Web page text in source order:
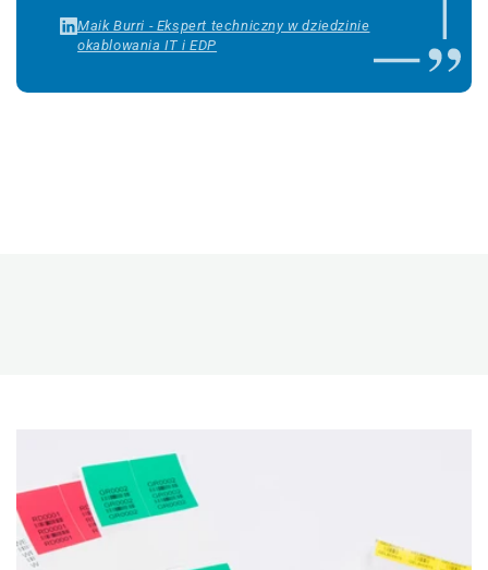
Maik Burri - Ekspert techniczny w dziedzinie
okablowania IT i EDP